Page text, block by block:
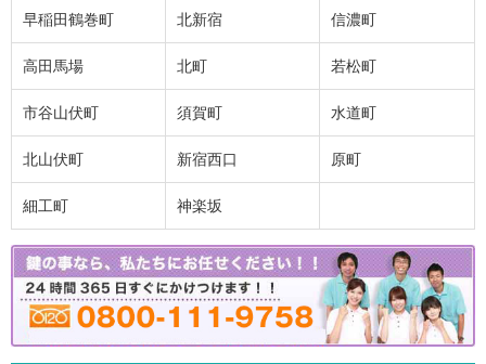
早稲田鶴巻町 北新宿 信濃町
高田馬場 北町 若松町
市谷山伏町 須賀町 水道町
北山伏町 新宿西口 原町
細工町 神楽坂